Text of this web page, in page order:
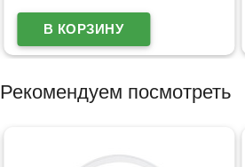
Рекомендуем посмотреть